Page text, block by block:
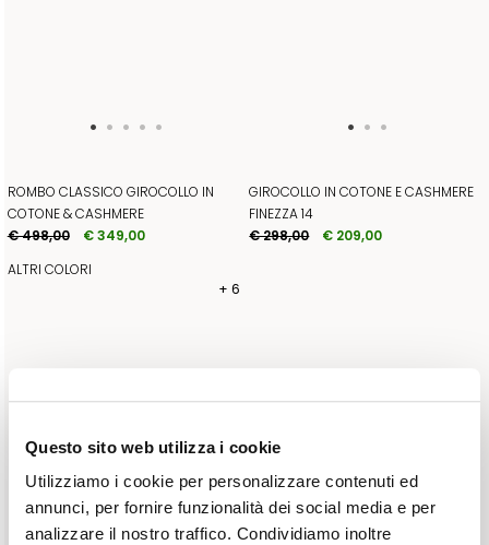
Questo sito web utilizza i cookie
Utilizziamo i cookie per personalizzare contenuti ed
annunci, per fornire funzionalità dei social media e per
analizzare il nostro traffico. Condividiamo inoltre
ROMBO CLASSICO GIROCOLLO IN
COTONE & CASHMERE
€ 498,00
€ 349,00
ALTRI COLORI
+ 6
GIROCOLLO IN COTONE E CASHMERE
FINEZZA 14
€ 298,00
€ 209,00